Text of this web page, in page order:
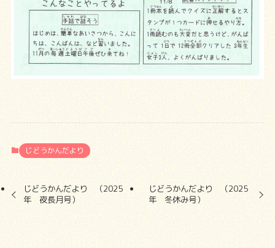
じどうかんだより
じどうかんだより （2025
年 夜長月号）
じどうかんだより （2025
年 冬休み号）